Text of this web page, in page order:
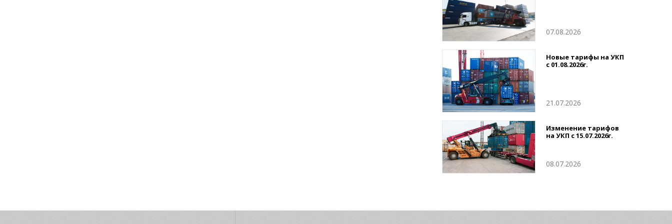
07.08.2026
Новые тарифы на УКП
с 01.08.2026г.
21.07.2026
Изменение тарифов
на УКП с 15.07.2026г.
08.07.2026